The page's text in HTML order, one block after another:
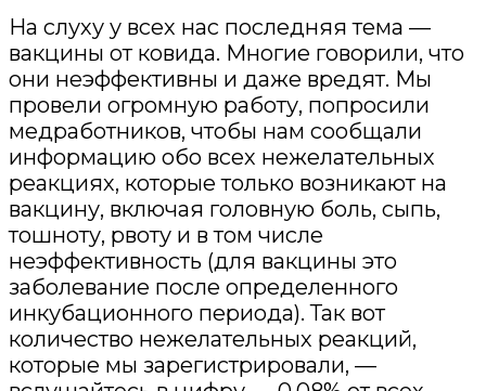
На слуху у всех нас последняя тема —
вакцины от ковида. Многие говорили, что
они неэффективны и даже вредят. Мы
провели огромную работу, попросили
медработников, чтобы нам сообщали
информацию обо всех нежелательных
реакциях, которые только возникают на
вакцину, включая головную боль, сыпь,
тошноту, рвоту и в том числе
неэффективность (для вакцины это
заболевание после определенного
инкубационного периода). Так вот
количество нежелательных реакций,
которые мы зарегистрировали, —